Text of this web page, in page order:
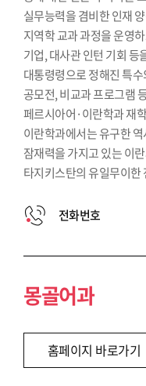
실무능력을 겸비한 인재
지역학 교과 과정을 운영
기업, 대사관 인턴 기회
대통령령으로 정해진 특
공모전, 비교과 프로그램
페르시아어·이란학과 재
이란학과에서는 유구한
잠재력을 가지고 있는 이
타지키스탄의 유일무이한
전화번호
몽골어과
홈페이지 바로가기